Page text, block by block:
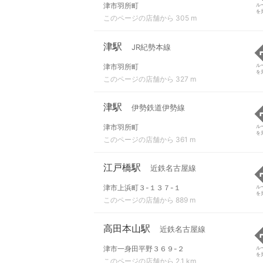
津市羽所町
このページの店舗から 305 m
ル
を
津駅 JR紀勢本線
津市羽所町
このページの店舗から 327 m
ル
を
津駅 伊勢鉄道伊勢線
津市羽所町
このページの店舗から 361 m
ル
を
江戸橋駅 近鉄名古屋線
津市上浜町３-１３７-１
このページの店舗から 889 m
ル
を
高田本山駅 近鉄名古屋線
津市一身田平野３６９-２
このページの店舗から 2.1 km
ル
を